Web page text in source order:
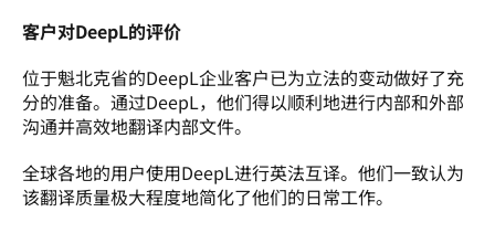
客户对DeepL的评价
位于魁北克省的DeepL企业客户已为立法的变动做好了充
分的准备。通过DeepL，他们得以顺利地进行内部和外部
沟通并高效地翻译内部文件。
全球各地的用户使用DeepL进行英法互译。他们一致认为
该翻译质量极大程度地简化了他们的日常工作。